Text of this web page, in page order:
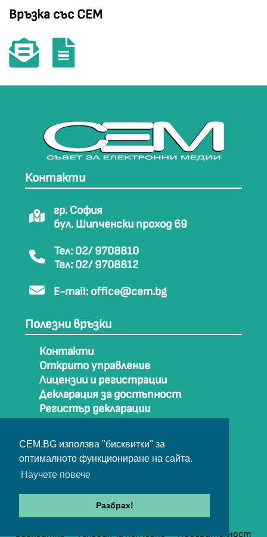
CEM.BG използва "бисквитки" за
оптималното функциониране на сайта.
Научете повече
Разбрах!
Връзка със СЕМ
Контакти
гр. София
бул. Шипченски проход 69
Тел: 02/ 9708810
Тел: 02/ 9708812
E-mail: office@cem.bg
Полезни връзки
Контакти
Открито управление
Лицензии и регистрации
Декларация за достъпност
Регистър декларации
Карта на сайта
Архив
© Съвет за електронни медии 2025
Бисквитки Условия за ползване Поверителност